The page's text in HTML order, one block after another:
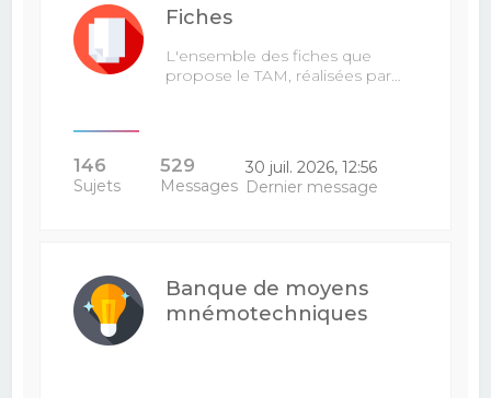
Fiches
L'ensemble des fiches que
propose le TAM, réalisées par…
146
Sujets
529
Messages
30 juil. 2026, 12:56
Dernier message
Banque de moyens
mnémotechniques